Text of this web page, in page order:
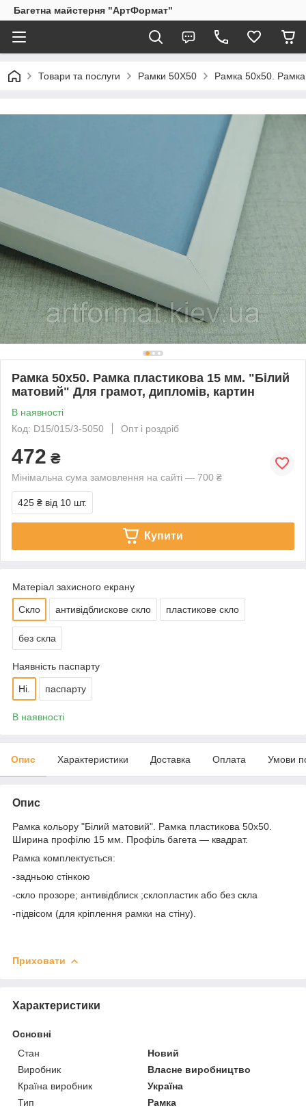
Багетна майстерня "АртФормат"
Товари та послуги Рамки 50Х50 Рамка 50х50.
Рамка 50х50. Рамка пластикова 15 мм. "Білий
матовий" Для грамот, дипломів, картин
В наявності
Код: D15/015/3-5050
Опт і роздріб
472 ₴
Мінімальна сума замовлення на сайті — 700 ₴
425 ₴ від 10 шт.
Купити
Матеріал захисного екрану
Скло антивідблискове скло пластикове скло
без скла
Наявність паспарту
Ні. паспарту
В наявності
Опис Характеристики Доставка Оплата Умови
Опис
Рамка кольору "Білий матовий". Рамка пластикова 50х50.
Ширина профілю 15 мм. Профіль багета ― квадрат.
Рамка комплектується:
-задньою стінкою
-скло прозоре; антивідблиск ;склопластик або без скла
-підвісом (для кріплення рамки на стіну).
Приховати
Характеристики
Основні
Стан
Новий
Виробник
Власне виробництво
Країна виробник
Україна
Тип
Рамка